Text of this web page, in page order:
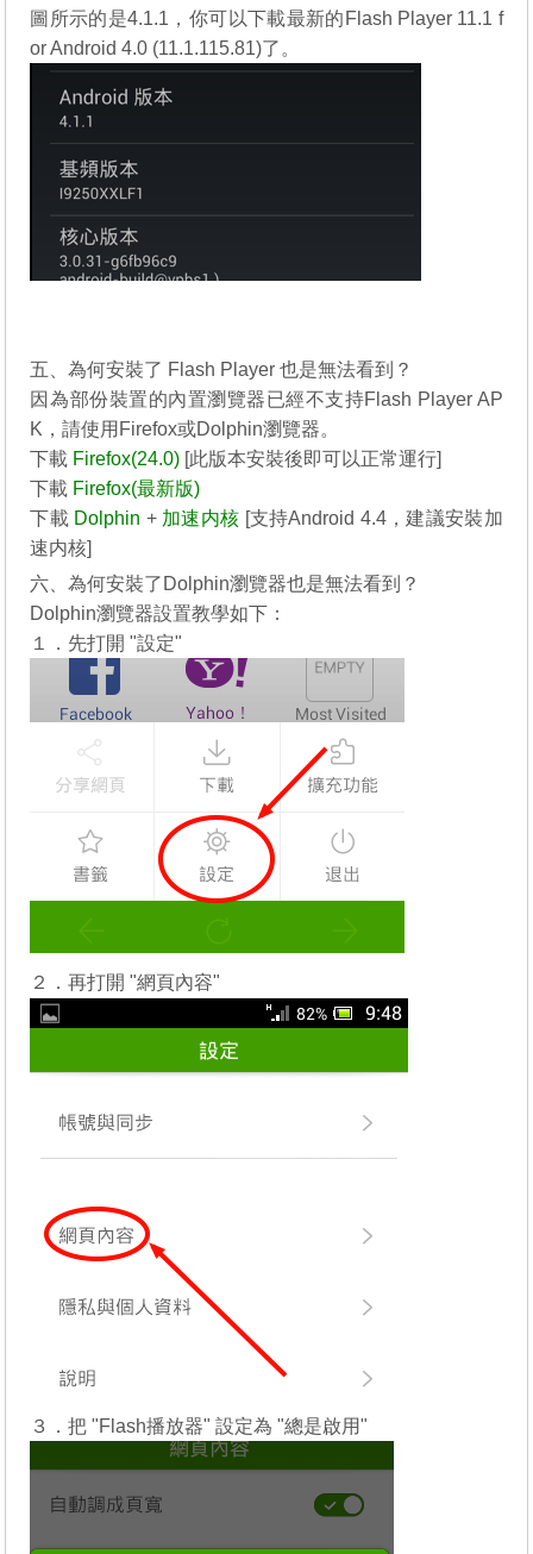
圖所示的是4.1.1，你可以下載最新的 Flash Player 11.1 f
or Android 4.0 (11.1.115.81)了。
五、為何安裝了 Flash Player 也是無法看到？
因為部份裝置的內置瀏覽器已經不支持Flash Player AP
K，請使用Firefox或Dolphin瀏覽器。
下載 Firefox(24.0) [此版本安裝後即可以正常運行]
下載 Firefox(最新版)
下載 Dolphin + 加速内核 [支持Android 4.4，建議安裝加
速内核]
六、為何安裝了Dolphin瀏覽器也是無法看到？
Dolphin瀏覽器設置教學如下：
１．先打開 "設定"
２．再打開 "網頁內容"
３．把 "Flash播放器" 設定為 "總是啟用"